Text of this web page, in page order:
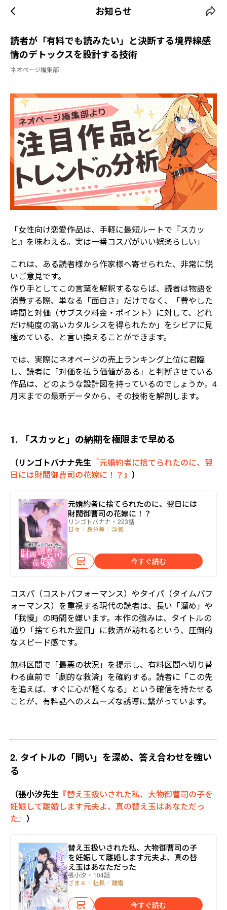
お知らせ
読者が「有料でも読みたい」と決断する境界線――感
情のデトックスを設計する技術
ネオページ編集部
「女性向け恋愛作品は、手軽に最短ルートで『スカッ
と』を味わえる。実は一番コスパがいい娯楽らしい」
これは、ある読者様から作家様へ寄せられた、非常に鋭
いご意見です。
作り手としてこの言葉を解釈するならば、読者は物語を
消費する際、単なる「面白さ」だけでなく、「費やした
時間と対価（サブスク料金・ポイント）に対して、どれ
だけ純度の高いカタルシスを得られたか」をシビアに見
極めている、と言い換えることができます。
では、実際にネオページの売上ランキング上位に君臨
し、読者に「対価を払う価値がある」と判断させている
作品は、どのような設計図を持っているのでしょうか。4
月末までの最新データから、その技術を解剖します。
1. 「スカッと」の納期を極限まで早める
（リンゴトバナナ先生 『元婚約者に捨てられたのに、翌
日には財閥御曹司の花嫁に！？』 ）
元婚約者に捨てられたのに、翌日には
財閥御曹司の花嫁に！？
リンゴトバナナ
223話
甘々 / 身分差 / 浮気
今すぐ読む
コスパ（コストパフォーマンス）やタイパ（タイムパフ
ォーマンス）を重視する現代の読者は、長い「溜め」や
「我慢」の時間を嫌います。本作の強みは、タイトルの
通り「捨てられた翌日」に救済が訪れるという、圧倒的
なスピード感です。
無料区間で「最悪の状況」を提示し、有料区間へ切り替
わる直前で「劇的な救済」を確約する。読者に「この先
を追えば、すぐに心が軽くなる」という確信を持たせる
ことが、有料話へのスムーズな誘導に繋がっています。
2. タイトルの「問い」を深め、答え合わせを強い
る
（張小汐先生 『替え玉扱いされた私、大物御曹司の子を
妊娠して離婚します――元夫よ、真の替え玉はあなただっ
た』 ）
替え玉扱いされた私、大物御曹司の子
を妊娠して離婚します――元夫よ、真の替
え玉はあなただった
張小汐
104話
ざまぁ / 社長 / 離婚
今すぐ読む